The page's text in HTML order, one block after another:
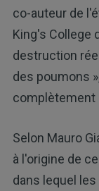
co-auteur de
King's College
destruction
des poumons
complètement
Selon Mauro
à l'origine de
dans lequel